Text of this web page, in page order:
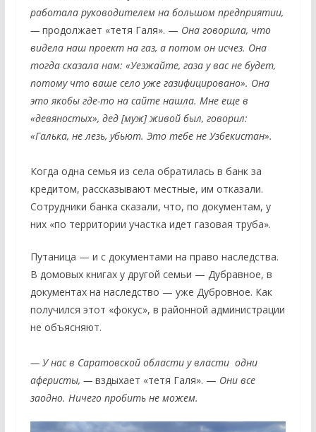
работала руководителем на большом предприятии,
— продолжает «тетя Галя». — Она говорила, что
видела наш проект на газ, а потом он исчез. Она
тогда сказала нам: «Уезжайте, газа у вас не будет,
потому что ваше село уже газифицировано». Она
это якобы где-то на сайте нашла. Мне еще в
«девяностых», дед [муж] живой был, говорил:
«Галька, не лезь, убьют. Это тебе не Узбекистан».
Когда одна семья из села обратилась в банк за
кредитом, рассказывают местные, им отказали.
Сотрудники банка сказали, что, по документам, у
них «по территории участка идет газовая труба».
Путаница — и с документами на право наследства.
В домовых книгах у другой семьи — Дубравное, в
документах на наследство — уже Дубровное. Как
получился этот «фокус», в районной администрации
не объясняют.
— У нас в Саратовской области у власти одни
аферисты, — вздыхает «тетя Галя». — Они все
заодно. Ничего пробить не можем.